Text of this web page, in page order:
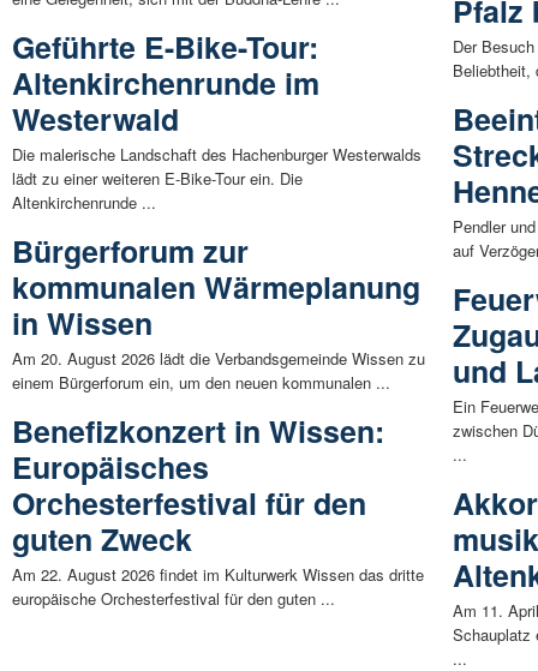
Geführte E-Bike-Tour:
Altenkirchenrunde im
Westerwald
Die malerische Landschaft des Hachenburger Westerwalds
lädt zu einer weiteren E-Bike-Tour ein. Die
Altenkirchenrunde ...
Bürgerforum zur
kommunalen Wärmeplanung
in Wissen
Am 20. August 2026 lädt die Verbandsgemeinde Wissen zu
einem Bürgerforum ein, um den neuen kommunalen ...
Benefizkonzert in Wissen:
Europäisches
Orchesterfestival für den
guten Zweck
Am 22. August 2026 findet im Kulturwerk Wissen das dritte
europäische Orchesterfestival für den guten ...
Pfalz
Der
Beliebtheit,
Pendler
auf
und
Ein
zwischen
...
Am 11.
Schauplatz
...